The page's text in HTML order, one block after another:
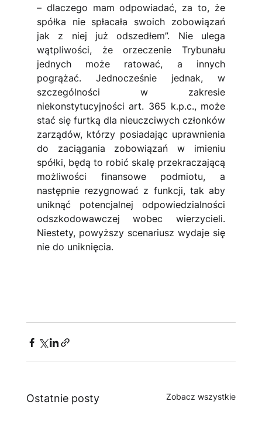
– dlaczego mam odpowiadać, za to, że
spółka nie spłacała swoich zobowiązań
jak z niej już odszedłem”. Nie ulega
wątpliwości, że orzeczenie Trybunału
jednych może ratować, a innych
pogrążać. Jednocześnie jednak, w
szczególności w zakresie
niekonstytucyjności art. 365 k.p.c., może
stać się furtką dla nieuczciwych członków
zarządów, którzy posiadając uprawnienia
do zaciągania zobowiązań w imieniu
spółki, będą to robić skalę przekraczającą
możliwości finansowe podmiotu, a
następnie rezygnować z funkcji, tak aby
uniknąć potencjalnej odpowiedzialności
odszkodowawczej wobec wierzycieli.
Niestety, powyższy scenariusz wydaje się
nie do uniknięcia.
Ostatnie posty Zobacz wszystkie